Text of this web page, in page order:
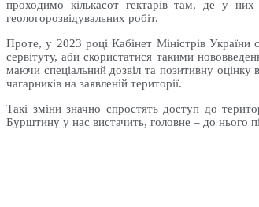
проходимо кількасот гектарів там, де у
геологорозвідувальних робіт.
Проте, у 2023 році Кабінет Міністрів
сервітуту, аби скористатися такими
маючи спеціальний дозвіл та позитивну оцінку
чагарників на заявленій території.
Такі зміни значно спростять доступ до
Бурштину у нас вистачить, головне – до нього